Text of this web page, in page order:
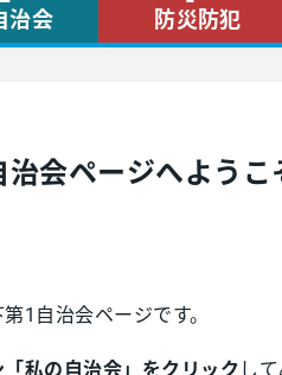
治会 防災防犯
会ページへようこ
1自治会ページです。
私の自治会」をクリック し